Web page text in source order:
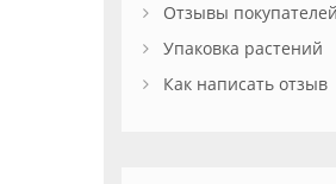
Отзывы покупателей
Упаковка растений
Как написать отзыв